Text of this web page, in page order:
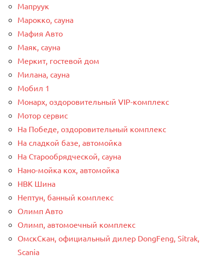
Мапруук
Марокко, сауна
Мафия Авто
Маяк, сауна
Меркит, гостевой дом
Милана, сауна
Мобил 1
Монарх, оздоровительный VIP-комплекс
Мотор сервис
На Победе, оздоровительный комплекс
На сладкой базе, автомойка
На Старообрядческой, сауна
Нано-мойка кох, автомойка
НВК Шина
Нептун, банный комплекс
Олимп Авто
Олимп, автомоечный комплекс
ОмскСкан, официальный дилер DongFeng, Sitrak,
Scania